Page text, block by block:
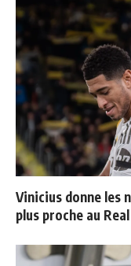
Vinicius donne les
plus proche au Real